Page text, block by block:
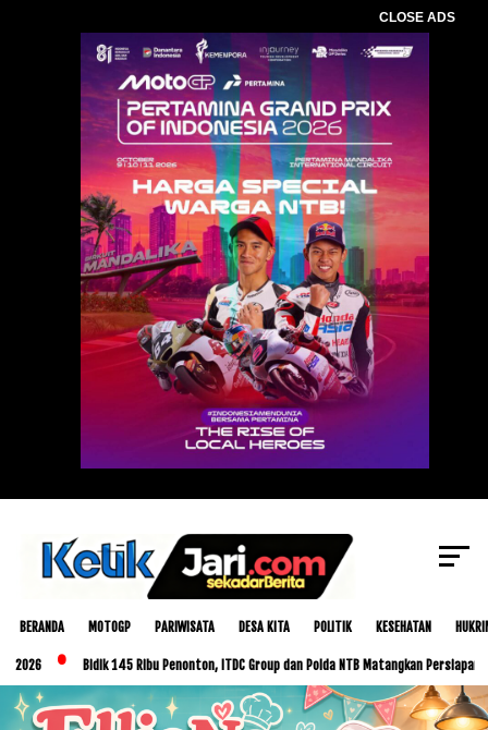
CLOSE ADS
BERANDA MOTOGP PARIWISATA DESA KITA POLITIK KESEHATAN
Bidik 145 Ribu Penonton, ITDC Group dan Polda NTB Matangkan Persiapan MotoGP